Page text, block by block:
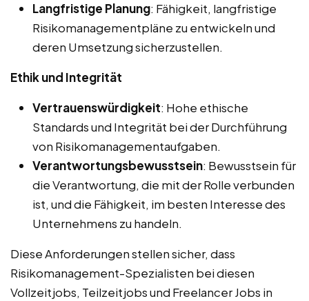
Langfristige Planung: Fähigkeit, langfristige
Risikomanagementpläne zu entwickeln und
deren Umsetzung sicherzustellen.
Ethik und Integrität
Vertrauenswürdigkeit: Hohe ethische
Standards und Integrität bei der Durchführung
von Risikomanagementaufgaben.
Verantwortungsbewusstsein: Bewusstsein für
die Verantwortung, die mit der Rolle verbunden
ist, und die Fähigkeit, im besten Interesse des
Unternehmens zu handeln.
Diese Anforderungen stellen sicher, dass
Risikomanagement-Spezialisten bei diesen
Vollzeitjobs, Teilzeitjobs und Freelancer Jobs in